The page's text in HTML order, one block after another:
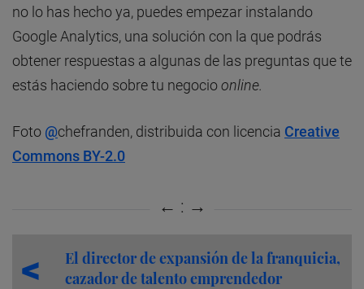
no lo has hecho ya, puedes empezar instalando
Google Analytics, una solución con la que podrás
obtener respuestas a algunas de las preguntas que te
estás haciendo sobre tu negocioonline.
Foto @chefranden, distribuida con licencia Creative
Commons BY-2.0
El director de expansión de la franquicia,
cazador de talento emprendedor